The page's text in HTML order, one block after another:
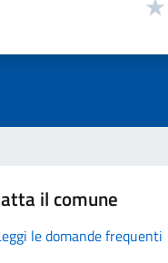
il comune
le domande frequenti